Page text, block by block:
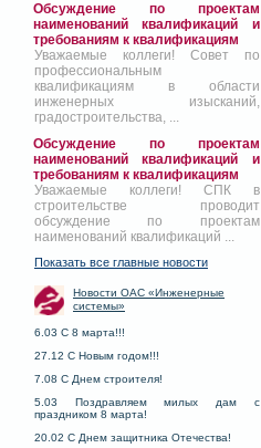
Обсуждение по проектам
наименований квалификаций и
требованиям к квалификациям
Уважаемые коллеги! Совет по
профессиональным
квалификациям в области
инженерных изысканий,
градостроительства, ...
Обсуждение по проектам
наименований квалификаций и
требованиям к квалификациям
Уважаемые коллеги! СПК в
строительстве проводит
обсуждение по проектам
наименований квалификаций ...
Показать все главные новости
Новости ОАС «Инженерные
системы»
6.03 С 8 марта!!!
27.12 С Новым годом!!!
7.08 С Днем строителя!
5.03 Поздравляем милых дам с
праздником 8 марта!
20.02 С Днем защитника Отечества!